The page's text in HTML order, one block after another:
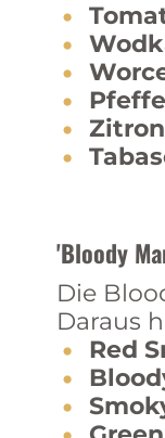
'Bloody
Die
Daraus
Red